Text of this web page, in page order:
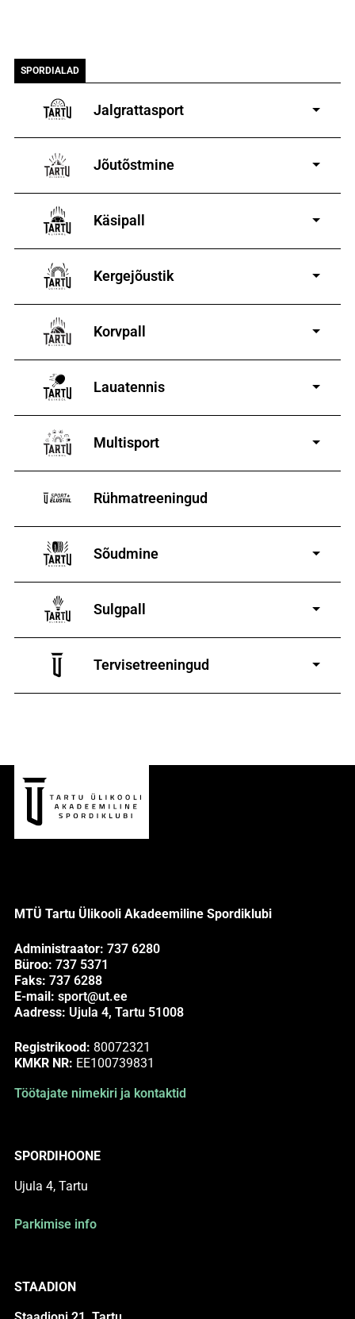
SPORDIALAD
Jalgrattasport
vanematele poistele ja tüdrukutele
Jõutõstmine
poistele ja tüdrukutele
Käsipall
Kergejõustik
Korvpall
Lauatennis
poistele ja tüdrukutele
Multisport
Rühmatreeningud
Sõudmine
poistele ja tüdrukutele
Sulgpall
ja tüdrukutele
Tervisetreeningud
MTÜ Tartu Ülikooli Akadeemiline Spordiklubi
Administraator: 737 6280
Büroo: 737 5371
Faks: 737 6288
E-mail: sport@ut.ee
Aadress: Ujula 4, Tartu 51008
Registrikood: 80072321
KMKR NR: EE100739831
Töötajate nimekiri ja kontaktid
SPORDIHOONE
Ujula 4, Tartu
Parkimise info
STAADION